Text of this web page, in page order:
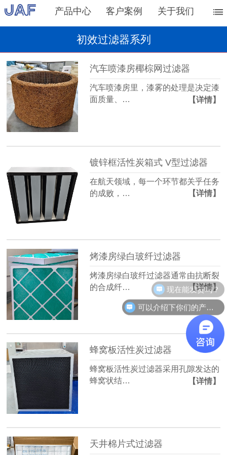
产品中心 客户案例 关于我们
初效过滤器系列
汽车喷漆房椰棕网过滤器
汽车喷漆房里，漆雾的处理是决定漆
面质量、…
【详情】
镀锌框活性炭箱式 V型过滤器
在航天领域，每一个环节都关乎任务
的成败，…
【详情】
烤漆房绿白玻纤过滤器
烤漆房绿白玻纤过滤器通常由抗断裂
的合成纤…
【详情】
蜂窝板活性炭过滤器
蜂窝板活性炭过滤器采用孔隙发达的
蜂窝状结…
【详情】
天井棉片式过滤器
可以介绍下你们的产品么？
现在能发货吗？